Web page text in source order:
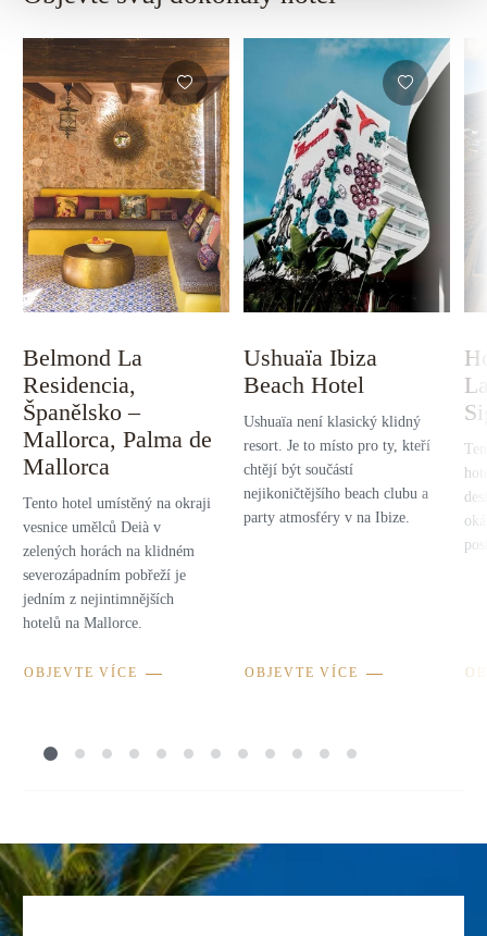
Belmond La
Residencia,
Španělsko –
Mallorca, Palma de
Mallorca
Tento hotel umístěný na okraji
vesnice umělců Deià v
zelených horách na klidném
severozápadním pobřeží je
jedním z nejintimnějších
hotelů na Mallorce.
OBJEVTE VÍCE
Ushuaïa Ibiza
Beach Hotel
Ushuaïa není klasický klidný
resort. Je to místo pro ty, kteří
chtějí být součástí
nejikoničtějšího beach clubu a
party atmosféry v na Ibize.
OBJEVTE VÍCE